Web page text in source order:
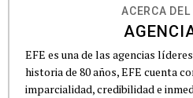
ACERCA DEL
EFE es una de las agencias
historia de 80 años, EFE cuenta
imparcialidad, credibilidad e